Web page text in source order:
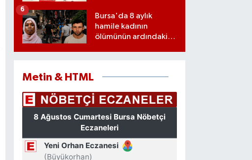
Bursa'da 8 aylık
hamile kadının
ölümünün ardındaki
6
Metin & HTML